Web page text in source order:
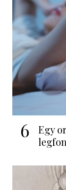
6
Egy